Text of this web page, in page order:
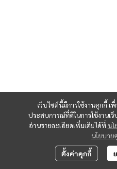
เว็บไซต์นี้มีการใช้งานคุกกี้
ประสบการณ์ที่ดีในการใช้งานเ
อ่านรายละเอียดเพิ่มเติมได้ที่ น
นโยบาย
ตั้งค่าคุกกี้